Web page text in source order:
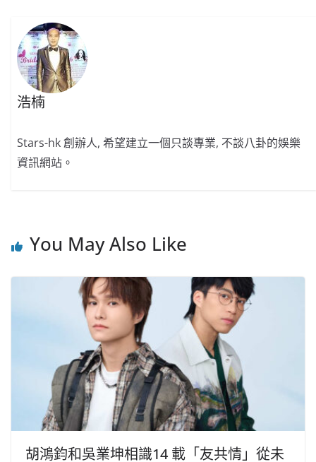
浩楠
Stars-hk 創辦人, 希望建立一個只談專業, 不談八卦的娛樂
資訊網站。
You May Also Like
胡鴻鈞和吳業坤相識14 載「友共情」從未